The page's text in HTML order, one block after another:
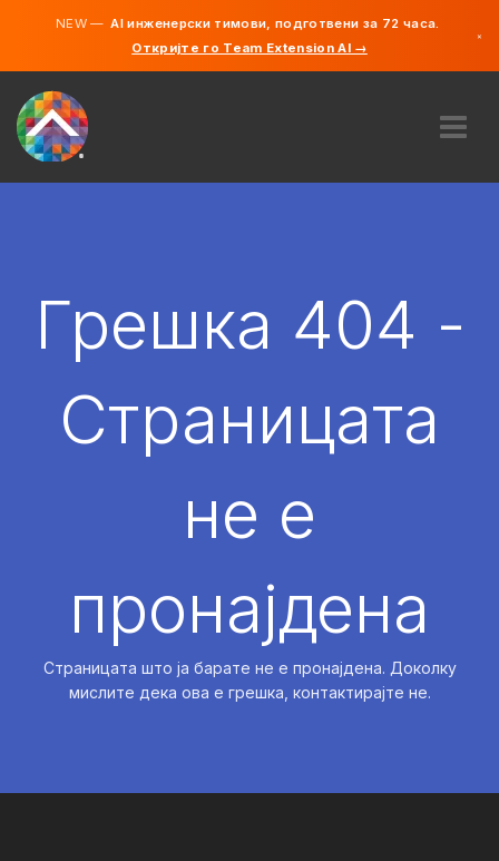
NEW —AI инженерски тимови, подготвени за 72 часа.
Откријте го Team Extension AI →
×
АНГАЖИРАЈ
Грешка 404 -
Страницата
не е
пронајдена
Страницата што ја барате не е пронајдена. Доколку
мислите дека ова е грешка, контактирајте не.